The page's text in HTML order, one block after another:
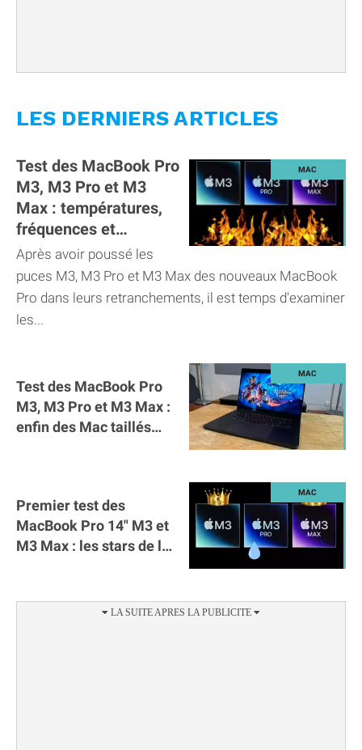
LES DERNIERS ARTICLES
Test des MacBook Pro
M3, M3 Pro et M3
Max : températures,
fréquences et
consommation
Après avoir poussé les
puces M3, M3 Pro et M3 Max des nouveaux MacBook
Pro dans leurs retranchements, il est temps d'examiner
les...
Test des MacBook Pro
M3, M3 Pro et M3 Max :
enfin des Mac taillés
Premier test des
MacBook Pro 14" M3 et
M3 Max : les stars de la